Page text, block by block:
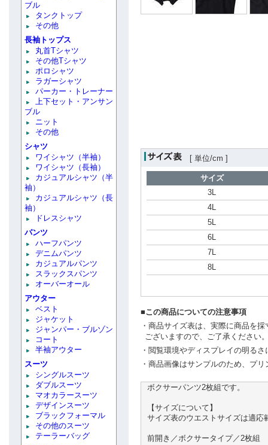
[ 単位/cm ]
サイズ
3L
4L
5L
6L
7L
8L
■この商品についての注意事項
・商品サイズ表は、実際に商品を
ございますので、ご了承ください
・閲覧環境やディスプレイの明る
・商品画像はサンプルのため、プ
ボクサーパンツ2枚組です。
【サイズについて】
サイズ表のウエストサイズは適応
前開き／ボクサータイプ／2枚組
ブル
タンクトップ
その他
長袖トップス
丸首Tシャツ
その他Tシャツ
ポロシャツ
ラガーシャツ
パーカー・トレーナー
上下セット・アンサン
ブル
ニット
その他
シャツ
ワイシャツ（半袖）
ワイシャツ（長袖）
カジュアルシャツ（半
袖）
カジュアルシャツ（長
袖）
ドレスシャツ
パンツ
ハーフパンツ
デニムパンツ
カジュアルパンツ
スラックスパンツ
オーバーオール
アウター
ベスト
ジャケット
ジャンパー・ブルゾン
コート
半袖アウター
スーツ
シングルスーツ
ダブルスーツ
マオカラースーツ
デザインスーツ
ブラックフォーマル
その他のスーツ
テーラーバッグ